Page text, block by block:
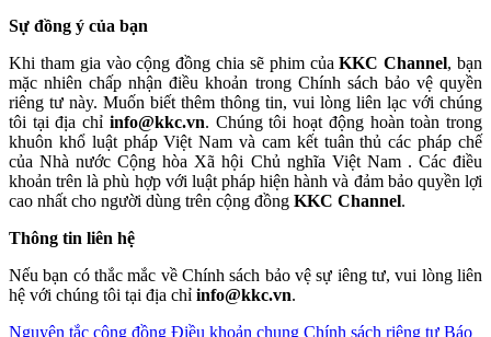
Sự đồng ý của bạn
Khi tham gia vào cộng đồng chia sẽ phim củaKKC Channel, bạn
mặc nhiên chấp nhận điều khoản trong Chính sách bảo vệ quyền
riêng tư này. Muốn biết thêm thông tin, vui lòng liên lạc với chúng
tôi tại địa chỉ info@kkc.vn. Chúng tôi hoạt động hoàn toàn trong
khuôn khổ luật pháp Việt Nam và cam kết tuân thủ các pháp chế
của Nhà nước Cộng hòa Xã hội Chủ nghĩa Việt Nam . Các điều
khoản trên là phù hợp với luật pháp hiện hành và đảm bảo quyền lợi
cao nhất cho người dùng trên cộng đồng KKC Channel.
Thông tin liên hệ
Nếu bạn có thắc mắc về Chính sách bảo vệ sự iêng tư, vui lòng liên
hệ với chúng tôi tại địa chỉ info@kkc.vn.
Nguyên tắc cộng đồng Điều khoản chung Chính sách riêng tư Báo